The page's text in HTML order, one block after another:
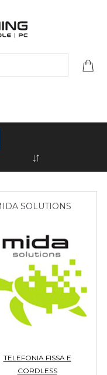
TELEFONIA FISSA E
CORDLESS